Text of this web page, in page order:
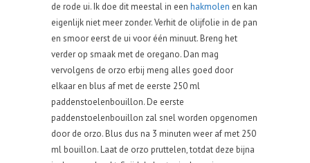
de rode ui. Ik doe dit meestal in een hakmolen en kan
eigenlijk niet meer zonder. Verhit de olijfolie in de pan
en smoor eerst de ui voor één minuut. Breng het
verder op smaak met de oregano. Dan mag
vervolgens de orzo erbij meng alles goed door
elkaar en blus af met de eerste 250 ml
paddenstoelenbouillon. De eerste
paddenstoelenbouillon zal snel worden opgenomen
door de orzo. Blus dus na 3 minuten weer af met 250
ml bouillon. Laat de orzo pruttelen, totdat deze bijna